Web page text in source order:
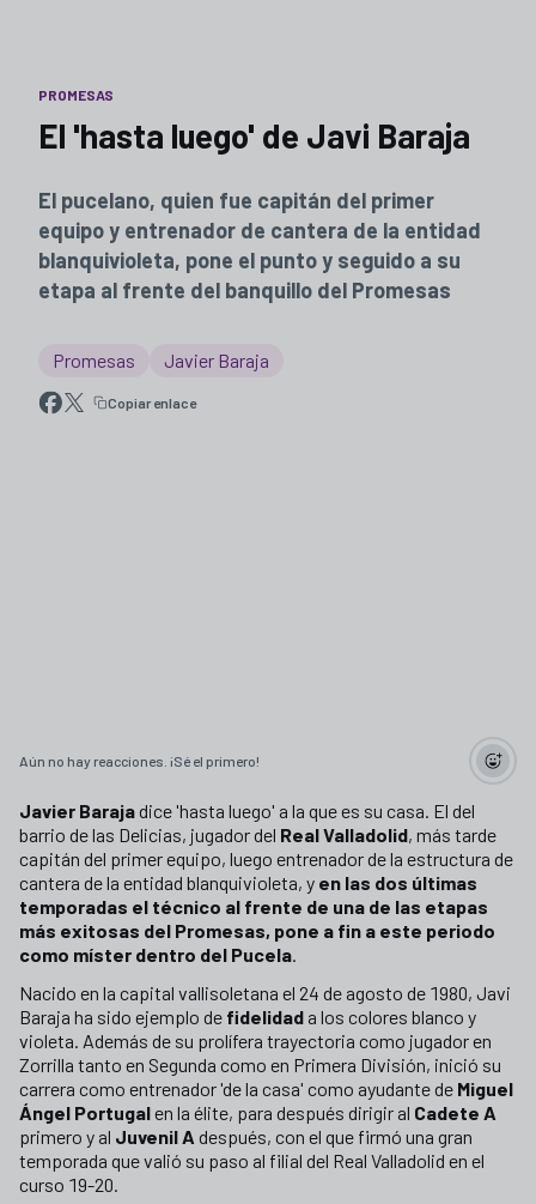
PROMESAS
El 'hasta luego' de Javi Baraja
El pucelano, quien fue capitán del primer
equipo y entrenador de cantera de la entidad
blanquivioleta, pone el punto y seguido a su
etapa al frente del banquillo del Promesas
Promesas Javier Baraja
Copiar enlace
Aún no hay reacciones. ¡Sé el primero!
Javier Barajadice 'hasta luego' a la que es su casa. El del
barrio de las Delicias, jugador del Real Valladolid, más tarde
capitán del primer equipo, luego entrenador de la estructura de
cantera de la entidad blanquivioleta, y en las dos últimas
temporadas el técnico al frente de una de las etapas
más exitosas del Promesas, pone a fin a este periodo
como míster dentro del Pucela.
Nacido en la capital vallisoletana el 24 de agosto de 1980, Javi
Baraja ha sido ejemplo de fidelidad a los colores blanco y
violeta. Además de su prolífera trayectoria como jugador en
Zorrilla tanto en Segunda como en Primera División, inició su
carrera como entrenador 'de la casa' como ayudante de Miguel
Ángel Portugalen la élite, para después dirigir al Cadete A
primero y al Juvenil A después, con el que firmó una gran
temporada que valió su paso al filial del Real Valladolid en el
curso 19-20.